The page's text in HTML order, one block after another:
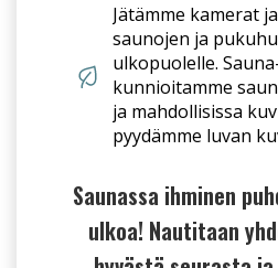
Jätämme kamerat
saunojen ja
ulkopuolelle.
kunnioitamme
ja mahdollisissa
pyydämme luvan
Saunassa ihminen
ulkoa! Nautitaan